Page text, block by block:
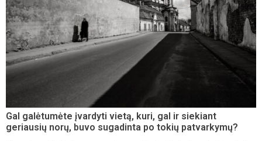
Gal galėtumėte įvardyti vietą, kuri, gal ir siekiant
geriausių norų, buvo sugadinta po tokių patvarkymų?